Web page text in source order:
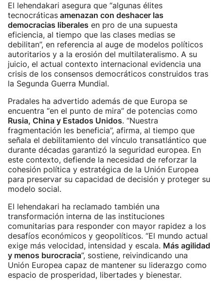
El lehendakari asegura que “algunas élites
tecnocráticas amenazan con deshacer las
democracias liberales en pro de una supuesta
eficiencia, al tiempo que las clases medias se
debilitan”, en referencia al auge de modelos políticos
autoritarios y a la erosión del multilateralismo. A su
juicio, el actual contexto internacional evidencia una
crisis de los consensos democráticos construidos tras
la Segunda Guerra Mundial.
Pradales ha advertido además de que Europa se
encuentra “en el punto de mira” de potencias como
Rusia, China y Estados Unidos. “Nuestra
fragmentación les beneficia”, afirma, al tiempo que
señala el debilitamiento del vínculo transatlántico que
durante décadas garantizó la seguridad europea. En
este contexto, defiende la necesidad de reforzar la
cohesión política y estratégica de la Unión Europea
para preservar su capacidad de decisión y proteger su
modelo social.
El lehendakari ha reclamado también una
transformación interna de las instituciones
comunitarias para responder con mayor rapidez a los
desafíos económicos y geopolíticos. “El mundo actual
exige más velocidad, intensidad y escala. Más agilidad
y menos burocracia”, sostiene, reivindicando una
Unión Europea capaz de mantener su liderazgo como
espacio de prosperidad, libertades y bienestar.